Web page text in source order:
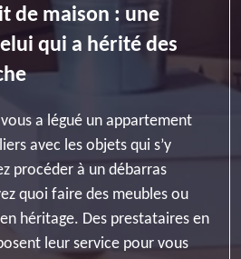
de maison : une
qui a hérité des
a légué un appartement
avec les objets qui s’y
procéder à un débarras
quoi faire des meubles ou
héritage. Des prestataires en
leur service pour vous